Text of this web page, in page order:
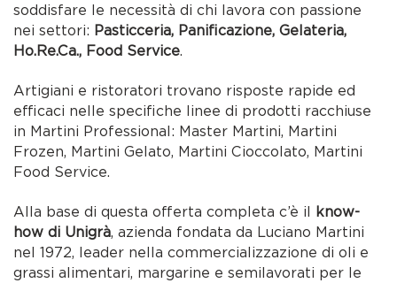
soddisfare le necessità di chi lavora con passione
nei settori: Pasticceria, Panificazione, Gelateria,
Ho.Re.Ca., Food Service.
Artigiani e ristoratori trovano risposte rapide ed
efficaci nelle specifiche linee di prodotti racchiuse
in Martini Professional: Master Martini, Martini
Frozen, Martini Gelato, Martini Cioccolato, Martini
Food Service.
Alla base di questa offerta completa c’è il
know-
how di Unigrà, azienda fondata da Luciano Martini
nel 1972, leader nella commercializzazione di oli e
grassi alimentari, margarine e semilavorati per le